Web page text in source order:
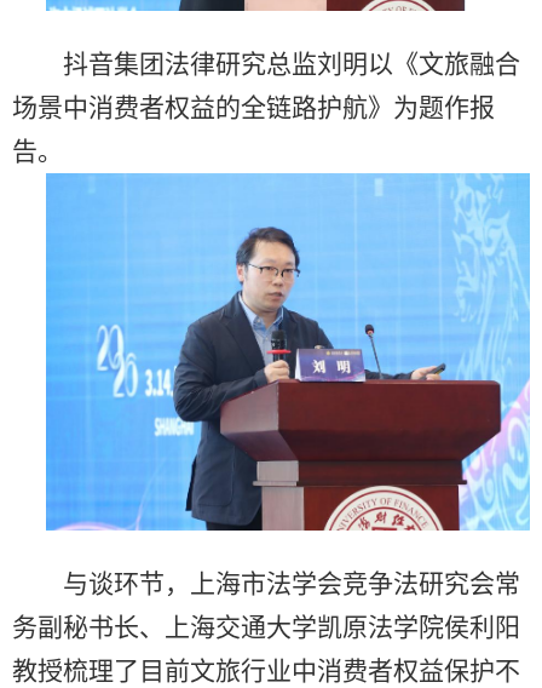
抖音集团法律研究总监刘明以《文旅融合
场景中消费者权益的全链路护航》为题作报
告。
与谈环节，上海市法学会竞争法研究会常
务副秘书长、上海交通大学凯原法学院侯利阳
教授梳理了目前文旅行业中消费者权益保护不